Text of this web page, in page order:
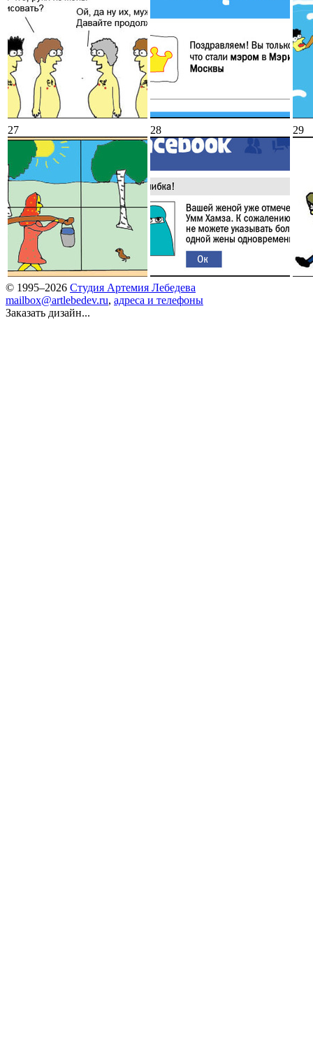
27 28 29
© 1995–2026 Студия Артемия Лебедева
mailbox@artlebedev.ru, адреса и телефоны
Заказать дизайн...